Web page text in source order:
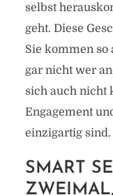
selbst
geht. Diese
Sie kommen so
gar nicht wer
sich auch nicht
Engagement
einzigartig sind.
SMART